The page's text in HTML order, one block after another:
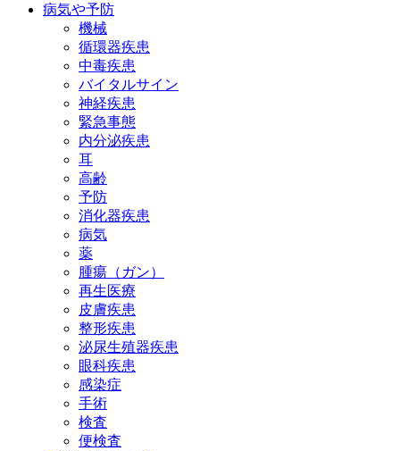
病気や予防
機械
循環器疾患
中毒疾患
バイタルサイン
神経疾患
緊急事態
内分泌疾患
耳
高齢
予防
消化器疾患
病気
薬
腫瘍（ガン）
再生医療
皮膚疾患
整形疾患
泌尿生殖器疾患
眼科疾患
感染症
手術
検査
便検査